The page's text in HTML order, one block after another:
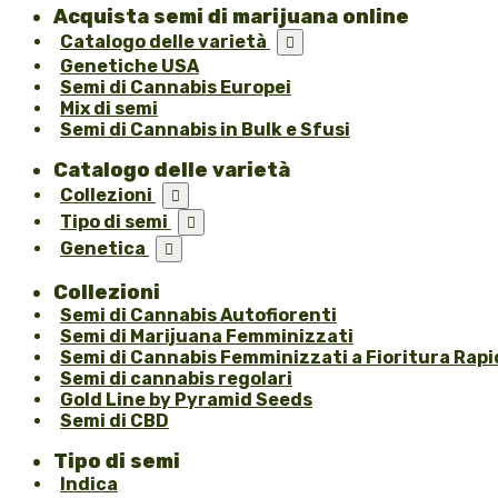
Acquista semi di marijuana online
Catalogo delle varietà 
Genetiche USA
Semi di Cannabis Europei
Mix di semi
Semi di Cannabis in Bulk e Sfusi
Catalogo delle varietà
Collezioni 
Tipo di semi 
Genetica 
Collezioni
Semi di Cannabis Autofiorenti
Semi di Marijuana Femminizzati
Semi di Cannabis Femminizzati a Fioritura
Semi di cannabis regolari
Gold Line by Pyramid Seeds
Semi di CBD
Tipo di semi
Indica